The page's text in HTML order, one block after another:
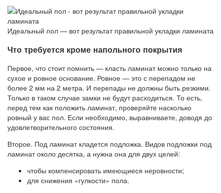
Идеальный пол — вот результат правильной укладки ламината
Что требуется кроме напольного покрытия
Первое, что стоит помнить — класть ламинат можно только на
сухое и ровное основание. Ровное — это с перепадом не
более 2 мм на 2 метра. И перепады не должны быть резкими.
Только в таком случае замки не будут расходиться. То есть,
перед тем как положить ламинат, проверяйте насколько
ровный у вас пол. Если необходимо, выравниваете, доводя до
удовлетворительного состояния.
Второе. Под ламинат кладется подложка. Видов подложки под
ламинат около десятка, а нужна она для двух целей:
чтобы компенсировать имеющиеся неровности;
для снижения «гулкости» пола.